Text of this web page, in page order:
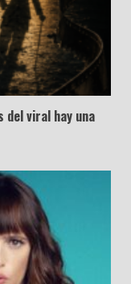
del viral hay una